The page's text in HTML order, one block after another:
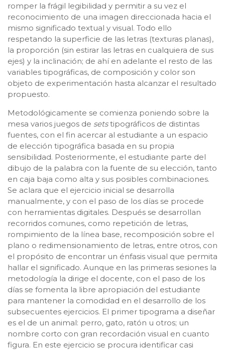
romper la frágil legibilidad y permitir a su vez el
reconocimiento de una imagen direccionada hacia el
mismo significado textual y visual. Todo ello
respetando la superficie de las letras (texturas planas),
la proporción (sin estirar las letras en cualquiera de sus
ejes) y la inclinación; de ahí en adelante el resto de las
variables tipográficas, de composición y color son
objeto de experimentación hasta alcanzar el resultado
propuesto.
Metodológicamente se comienza poniendo sobre la
mesa varios juegos de setstipográficos de distintas
fuentes, con el fin acercar al estudiante a un espacio
de elección tipográfica basada en su propia
sensibilidad. Posteriormente, el estudiante parte del
dibujo de la palabra con la fuente de su elección, tanto
en caja baja como alta y sus posibles combinaciones.
Se aclara que el ejercicio inicial se desarrolla
manualmente, y con el paso de los días se procede
con herramientas digitales. Después se desarrollan
recorridos comunes, como repetición de letras,
rompimiento de la línea base, recomposición sobre el
plano o redimensionamiento de letras, entre otros, con
el propósito de encontrar un énfasis visual que permita
hallar el significado. Aunque en las primeras sesiones la
metodología la dirige el docente, con el paso de los
días se fomenta la libre apropiación del estudiante
para mantener la comodidad en el desarrollo de los
subsecuentes ejercicios. El primer tipograma a diseñar
es el de un animal: perro, gato, ratón u otros; un
nombre corto con gran recordación visual en cuanto
figura. En este ejercicio se procura identificar casi